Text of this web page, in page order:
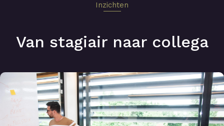
Inzichten
Van stagiair naar collega